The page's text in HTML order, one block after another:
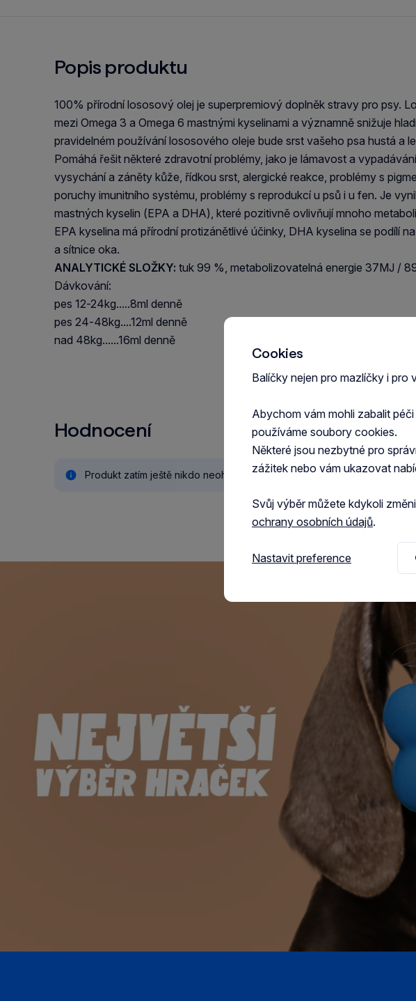
Popis produktu
100% přírodní lososový olej je superpremiový doplněk stravy pro psy.
mezi Omega 3 a Omega 6 mastnými kyselinami a významně snižuje
pravidelném používání lososového oleje bude srst vašeho psa hustá a
Pomáhá řešit některé zdravotní problémy, jako je lámavost a
vysychání a záněty kůže, řídkou srst, alergické reakce, problémy s
poruchy imunitního systému, problémy s reprodukcí u psů i u fen. Je
mastných kyselin (EPA a DHA), které pozitivně ovlivňují mnoho
EPA kyselina má přírodní protizánětlivé účinky, DHA kyselina se podílí
a sítnice oka.
ANALYTICKÉ SLOŽKY: tuk 99 %, metabolizovatelná energie 37MJ /
Dávkování:
pes 12-24kg.....8ml denně
pes 24-48kg....12ml denně
nad 48kg......16ml denně
Hodnocení
Produkt zatím ještě nikdo neohodnotil.
Cookies
Balíčky nejen pro mazlíčky i pro
Abychom vám mohli zabalit
používáme soubory cookies.
Některé jsou nezbytné pro
zážitek nebo vám ukazovat
Svůj výběr můžete kdykoli
ochrany osobních údajů.
Nastavit preference